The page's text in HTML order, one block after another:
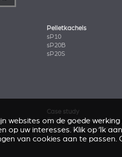
Pelletkachels
sP10
sP20B
sP20S
Case study
Caresse d'Avenir(Stûv 22)
Architectenwoning in
websites om de goede
op uw interesses. Klik op ‘Ik
van cookies aan te passen.